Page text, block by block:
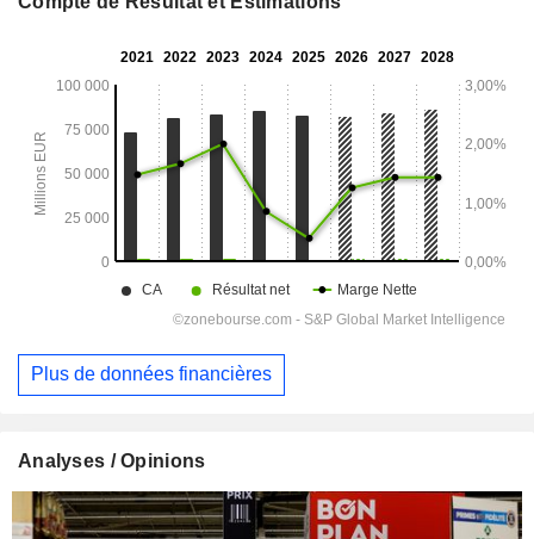
Plus de données financières
Analyses / Opinions